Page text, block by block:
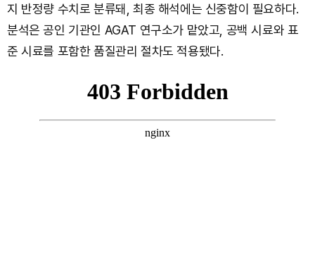
지 반정량 수치로 분류돼, 최종 해석에는 신중함이 필요하다.
분석은 공인 기관인 AGAT 연구소가 맡았고, 공백 시료와 표
준 시료를 포함한 품질관리 절차도 적용됐다.